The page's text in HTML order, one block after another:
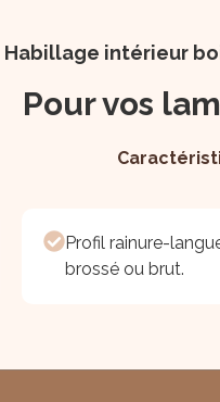
Habillage intérieur
Pour vos
Profil rainure-
brossé ou brut.